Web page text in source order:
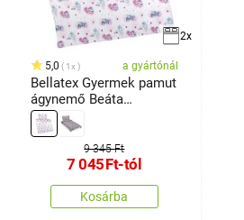
2x
5,0 1x a gyártónál
Bellatex Gyermek pamut
ágynemő Beáta
Egyszarvú
9 345 Ft
7 045Ft-tól
Kosárba